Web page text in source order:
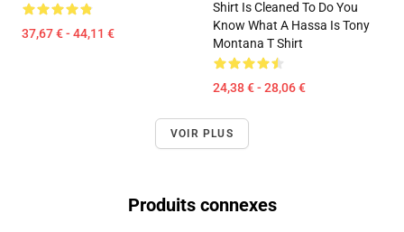
37,67 € - 44,11 €
Shirt Is Cleaned To Do You
Know What A Hassa Is Tony
Montana T Shirt
24,38 € - 28,06 €
VOIR PLUS
Produits connexes